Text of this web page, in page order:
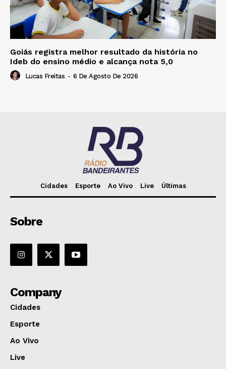
Goiás registra melhor resultado da história no
Ideb do ensino médio e alcança nota 5,0
Lucas Freitas - 6 De Agosto De 2026
Cidades Esporte Ao Vivo Live Últimas
Sobre
Company
Cidades
Esporte
Ao Vivo
Live